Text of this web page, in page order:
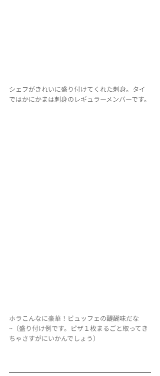
シェフがきれいに盛り付けてくれた刺身。タイ
ではかにかまは刺身のレギュラーメンバーです。
ホラこんなに豪華！ ビュッフェの醍醐味だな
~（盛り付け例です。ピザ１枚まるごと取ってき
ちゃさすがにいかんでしょう）